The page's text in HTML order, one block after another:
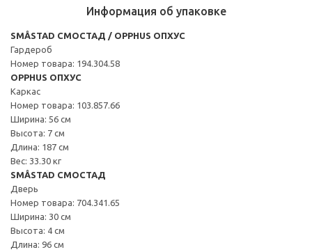
Информация об упаковке
SMÅSTAD СМОСТАД / OPPHUS ОПХУС
Гардероб
Номер товара: 194.304.58
OPPHUS ОПХУС
Каркас
Номер товара: 103.857.66
Ширина: 56 см
Высота: 7 см
Длина: 187 см
Вес: 33.30 кг
SMÅSTAD СМОСТАД
Дверь
Номер товара: 704.341.65
Ширина: 30 см
Высота: 4 см
Длина: 96 см